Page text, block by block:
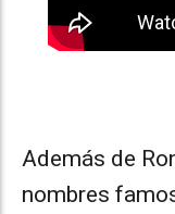
Además de
nombres